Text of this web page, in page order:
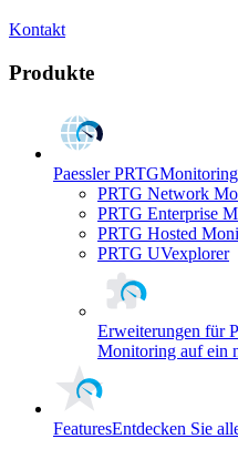
Kontakt
Produkte
Paessler PRTG
PRTG Network
PRTG Enterprise
PRTG Hosted
PRTG UVexplorer
Erweiterungen für
Monitoring auf ein
FeaturesEntdecken Sie